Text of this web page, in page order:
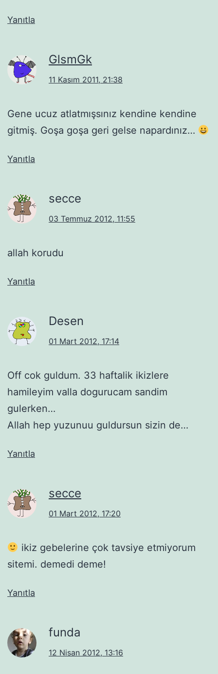
Yanıtla
GlsmGk
11 Kasım 2011, 21:38
Gene ucuz atlatmışsınız kendine kendine
gitmiş. Goşa goşa geri gelse napardınız…
Yanıtla
secce
03 Temmuz 2012, 11:55
allah korudu
Yanıtla
Desen
01 Mart 2012, 17:14
Off cok guldum. 33 haftalik ikizlere
hamileyim valla dogurucam sandim
gulerken…
Allah hep yuzunuu guldursun sizin de…
Yanıtla
secce
01 Mart 2012, 17:20
ikiz gebelerine çok tavsiye etmiyorum
sitemi. demedi deme!
Yanıtla
funda
12 Nisan 2012, 13:16